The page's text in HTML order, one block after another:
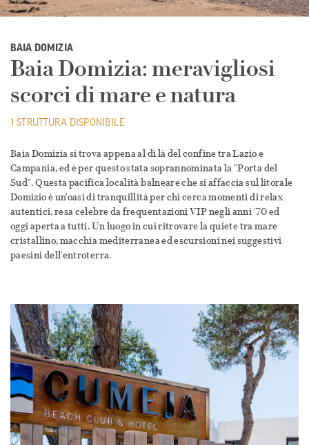
BAIA DOMIZIA
Baia Domizia: meravigliosi
scorci di mare e natura
1 STRUTTURA DISPONIBILE
Baia Domizia si trova appena al di là del confine tra Lazio e
Campania, ed è per questo stata soprannominata la "Porta del
Sud". Questa pacifica località balneare che si affaccia sul litorale
Domizio è un'oasi di tranquillità per chi cerca momenti di relax
autentici, resa celebre da frequentazioni VIP negli anni '70 ed
oggi aperta a tutti. Un luogo in cui ritrovare la quiete tra mare
cristallino, macchia mediterranea ed escursioni nei suggestivi
paesini dell'entroterra.